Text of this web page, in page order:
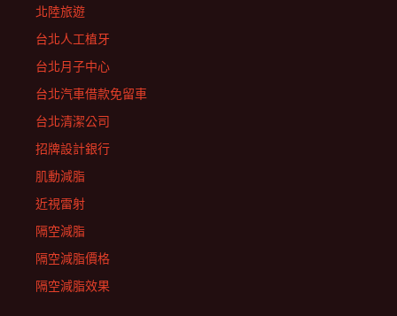
北陸旅遊
台北人工植牙
台北月子中心
台北汽車借款免留車
台北清潔公司
招牌設計銀行
肌動減脂
近視雷射
隔空減脂
隔空減脂價格
隔空減脂效果